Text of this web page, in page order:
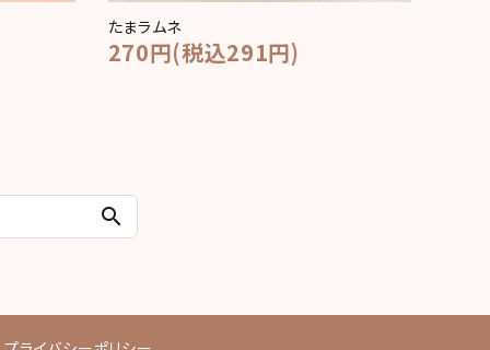
たまラムネ
270円(税込291円)
search